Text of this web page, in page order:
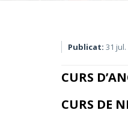
Publicat: 31 jul.
CURS
CURS DE